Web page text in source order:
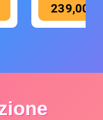
239,00 €